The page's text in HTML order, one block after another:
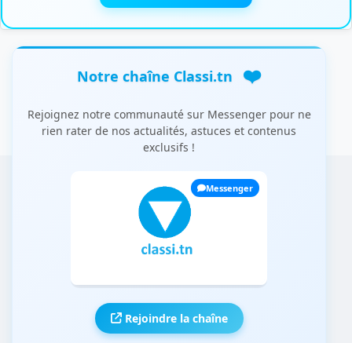
Notre chaîne Classi.tn ❤️
Rejoignez notre communauté sur Messenger pour ne
rien rater de nos actualités, astuces et contenus
exclusifs !
Messenger
Rejoindre la chaîne